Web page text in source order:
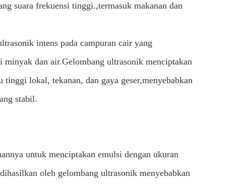
suara frekuensi tinggi.,termasuk makanan dan
intens pada campuran cair yang
minyak dan air.Gelombang ultrasonik menciptakan
lokal, tekanan, dan gaya geser,menyebabkan
stabil.
untuk menciptakan emulsi dengan ukuran
oleh gelombang ultrasonik menyebabkan